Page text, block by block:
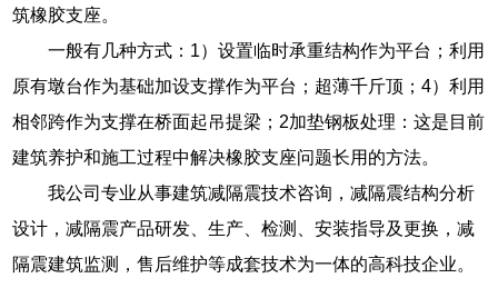
筑橡胶支座。
一般有几种方式：1）设置临时承重结构作为平台；利用
原有墩台作为基础加设支撑作为平台；超薄千斤顶；4）利用
相邻跨作为支撑在桥面起吊提梁；2加垫钢板处理：这是目前
建筑养护和施工过程中解决橡胶支座问题长用的方法。
我公司专业从事建筑减隔震技术咨询，减隔震结构分析
设计，减隔震产品研发、生产、检测、安装指导及更换，减
隔震建筑监测，售后维护等成套技术为一体的高科技企业。